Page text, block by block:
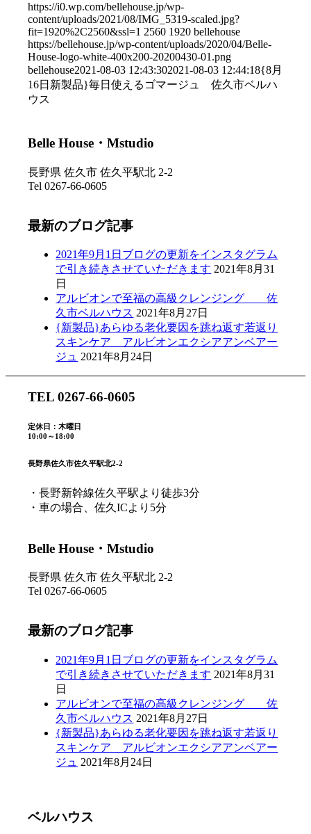
https://i0.wp.com/bellehouse.jp/wp-
content/uploads/2021/08/IMG_5319-scaled.jpg?
fit=1920%2C2560&ssl=1 2560 1920 bellehouse
https://bellehouse.jp/wp-content/uploads/2020/04/Belle-
House-logo-white-400x200-20200430-01.png
bellehouse2021-08-03 12:43:302021-08-03 12:44:18{8月
16日新製品}毎日使えるゴマージュ 佐久市ベルハ
ウス
Belle House・Mstudio
長野県 佐久市 佐久平駅北 2-2
Tel 0267-66-0605
最新のブログ記事
2021年9月1日ブログの更新をインスタグラム
で引き続きさせていただきます 2021年8月31
日
アルビオンで至福の高級クレンジング 佐
久市ベルハウス 2021年8月27日
{新製品}あらゆる老化要因を跳ね返す若返り
スキンケア アルビオンエクシアアンベアー
ジュ 2021年8月24日
TEL 0267-66-0605
定休日：木曜日
10:00～18:00
長野県佐久市佐久平駅北2-2
・長野新幹線佐久平駅より徒歩3分
・車の場合、佐久ICより5分
Belle House・Mstudio
長野県 佐久市 佐久平駅北 2-2
Tel 0267-66-0605
最新のブログ記事
2021年9月1日ブログの更新をインスタグラム
で引き続きさせていただきます 2021年8月31
日
アルビオンで至福の高級クレンジング 佐
久市ベルハウス 2021年8月27日
{新製品}あらゆる老化要因を跳ね返す若返り
スキンケア アルビオンエクシアアンベアー
ジュ 2021年8月24日
ベルハウス